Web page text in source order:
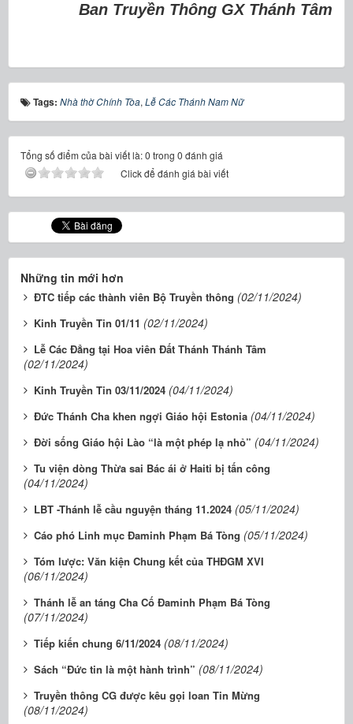
Ban Truyền Thông GX Thánh Tâm
Tags: Nhà thờ Chính Tòa, Lễ Các Thánh Nam Nữ
Tổng số điểm của bài viết là: 0 trong 0 đánh giá
Click để đánh giá bài viết
Những tin mới hơn
ĐTC tiếp các thành viên Bộ Truyền thông (02/11/2024)
Kinh Truyền Tin 01/11 (02/11/2024)
Lễ Các Đẳng tại Hoa viên Đất Thánh Thánh Tâm
(02/11/2024)
Kinh Truyền Tin 03/11/2024 (04/11/2024)
Đức Thánh Cha khen ngợi Giáo hội Estonia (04/11/2024)
Đời sống Giáo hội Lào “là một phép lạ nhỏ” (04/11/2024)
Tu viện dòng Thừa sai Bác ái ở Haiti bị tấn công
(04/11/2024)
LBT -Thánh lễ cầu nguyện tháng 11.2024 (05/11/2024)
Cáo phó Linh mục Đaminh Phạm Bá Tòng (05/11/2024)
Tóm lược: Văn kiện Chung kết của THĐGM XVI
(06/11/2024)
Thánh lễ an táng Cha Cố Đaminh Phạm Bá Tòng
(07/11/2024)
Tiếp kiến chung 6/11/2024 (08/11/2024)
Sách “Đức tin là một hành trình” (08/11/2024)
Truyền thông CG được kêu gọi loan Tin Mừng
(08/11/2024)